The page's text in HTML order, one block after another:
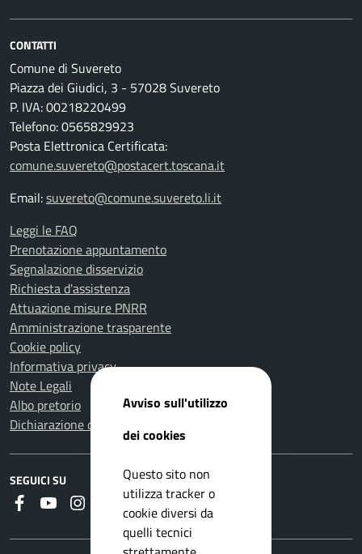
CONTATTI
Comune di Suvereto
Piazza dei Giudici, 3 - 57028 Suvereto
P. IVA: 00218220499
Telefono: 0565829923
Posta Elettronica Certificata:
comune.suvereto@postacert.toscana.it
Email:suvereto@comune.suvereto.li.it
Leggi le FAQ
Prenotazione appuntamento
Segnalazione disservizio
Richiesta d'assistenza
Attuazione misure PNRR
Amministrazione trasparente
Cookie policy
Informativa privacy
Note Legali
Albo pretorio
Dichiarazione di accessibilità
SEGUICI SU
Faceboook
YoutubeInstagram
RSS
Avviso sull'utilizzo
dei cookies
Questo sito non
utilizza tracker o
cookie diversi da
quelli tecnici